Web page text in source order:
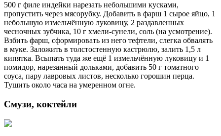
500 г филе индейки нарезать небольшими кусками,
пропустить через мясорубку. Добавить в фарш 1 сырое яйцо, 1
небольшую измельчённую луковицу, 2 раздавленных
чесночных зубчика, 10 г хмели-сунели, соль (на усмотрение).
Взбить фарш, сформировать из него тефтели, слегка обвалять
в муке. Заложить в толстостенную кастрюлю, залить 1,5 л
кипятка. Всыпать туда же ещё 1 измельчённую луковицу и 1
помидор, нарезанный дольками, добавить 50 г томатного
соуса, пару лавровых листов, несколько горошин перца.
Тушить около часа на умеренном огне.
Смузи, коктейли